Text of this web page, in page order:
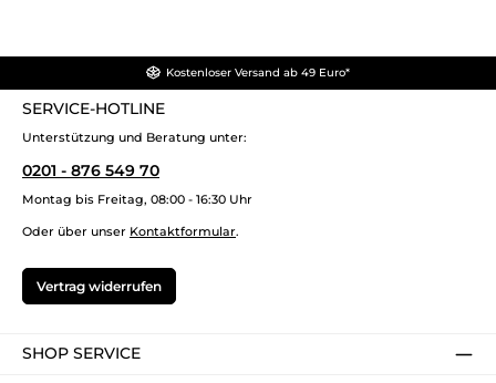
Kostenloser Versand ab 49 Euro*
SERVICE-HOTLINE
Unterstützung und Beratung unter:
0201 - 876 549 70
Montag bis Freitag, 08:00 - 16:30 Uhr
Oder über unser Kontaktformular.
Vertrag widerrufen
SHOP SERVICE